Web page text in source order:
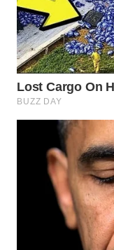
ADVOKAT
WAHANA
INFRASTRUKTUR
WAHANA
WAHANA
LISTRIK
WAHANA
TRAVEL